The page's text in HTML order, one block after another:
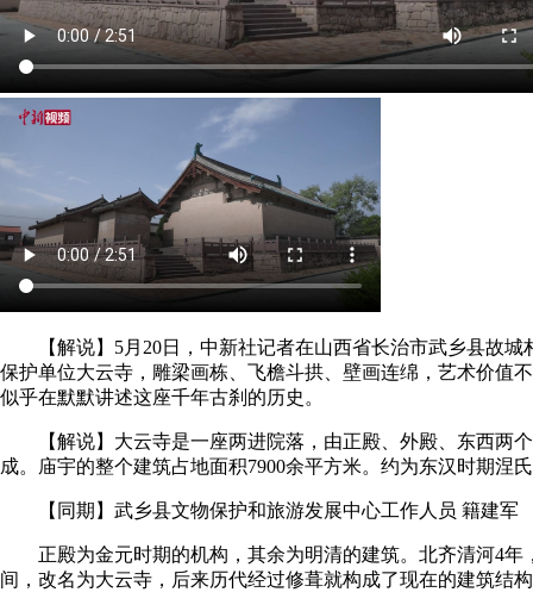
【解说】5月20日，中新社记者在山西省长治市武乡县故城
保护单位大云寺，雕梁画栋、飞檐斗拱、壁画连绵，艺术价值
似乎在默默讲述这座千年古刹的历史。
【解说】大云寺是一座两进院落，由正殿、外殿、东西两
成。庙宇的整个建筑占地面积7900余平方米。约为东汉时期涅
【同期】武乡县文物保护和旅游发展中心工作人员 籍建军
正殿为金元时期的机构，其余为明清的建筑。北齐清河4年
间，改名为大云寺，后来历代经过修葺就构成了现在的建筑结